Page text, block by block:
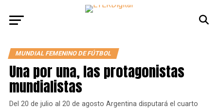
MUNDIAL FEMENINO DE FÚTBOL
Una por una, las protagonistas
mundialistas
Del 20 de julio al 20 de agosto Argentina disputará el cuarto